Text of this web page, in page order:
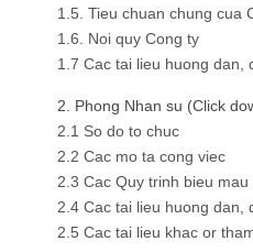
1.5. Tieu chuan chung cua
1.6. Noi quy Cong ty
1.7 Cac tai lieu huong dan,
2. Phong Nhan su (Click
2.1 So do to chuc
2.2 Cac mo ta cong viec
2.3 Cac Quy trinh bieu mau
2.4 Cac tai lieu huong dan,
2.5 Cac tai lieu khac or